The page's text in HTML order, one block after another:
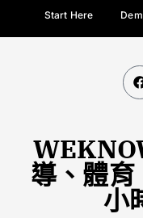
Start Here
導、體
小